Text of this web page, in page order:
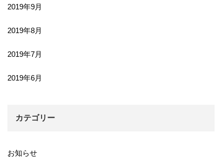
2019年9月
2019年8月
2019年7月
2019年6月
カテゴリー
お知らせ